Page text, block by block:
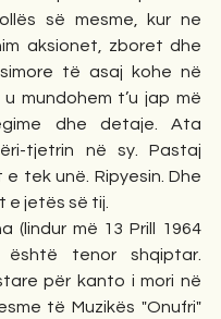
së mesme, kur ne
aksionet, zboret dhe
të asaj kohe në
u mundohem t’u jap më
dhe detaje. Ata
tjetrin në sy. Pastaj
tek unë. Ripyesin. Dhe
jetës së tij.
(lindur më 13 Prill 1964
është tenor shqiptar.
për kanto i mori në
të Muzikës "Onufri"